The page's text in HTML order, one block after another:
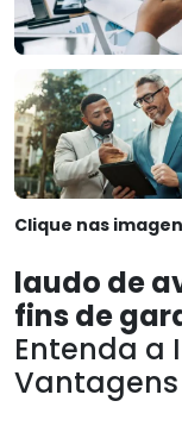
Clique nas
laudo de
fins de
Entenda a
Vantagens